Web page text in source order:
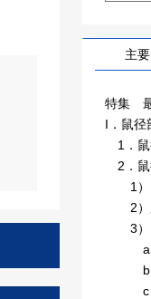
主
特集
I．鼠径
1．鼠
2．鼠
1）
2）
3）
a）吸
b）
c）